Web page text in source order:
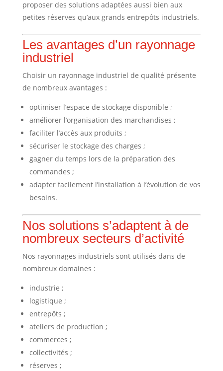
proposer des solutions adaptées aussi bien aux
petites réserves qu’aux grands entrepôts industriels.
Les avantages d’un rayonnage
industriel
Choisir un rayonnage industriel de qualité présente
de nombreux avantages :
optimiser l’espace de stockage disponible ;
améliorer l’organisation des marchandises ;
faciliter l’accès aux produits ;
sécuriser le stockage des charges ;
gagner du temps lors de la préparation des
commandes ;
adapter facilement l’installation à l’évolution de vos
besoins.
Nos solutions s’adaptent à de
nombreux secteurs d’activité
Nos rayonnages industriels sont utilisés dans de
nombreux domaines :
industrie ;
logistique ;
entrepôts ;
ateliers de production ;
commerces ;
collectivités ;
réserves ;